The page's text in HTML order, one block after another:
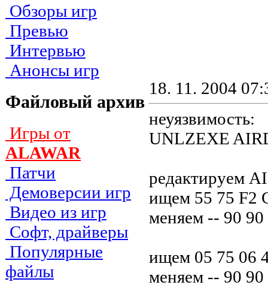
Обзоры игр
Превью
Интервью
Анонсы игр
Файловый архив
Игры от
ALAWAR
Патчи
Демоверсии игр
Видео из игр
Софт, драйверы
Популярные
файлы
18. 11. 2004
неуязвимость:
UNLZEXE
редактируем
ищем 55 75 F2
меняем -- 90
ищем 05 75 06
меняем -- 90